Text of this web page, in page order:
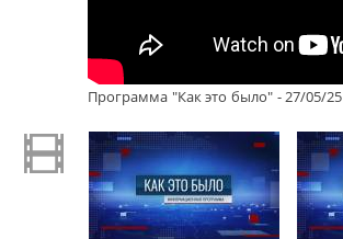
Программа "Как это было" - 27/05/25